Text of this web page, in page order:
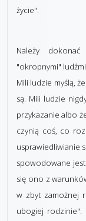
życie".
Należy
"okropnymi"
Mili ludzie myślą,
są. Mili ludzie
przykazanie albo
czynią coś, co
usprawiedliwianie
spowodowane
się ono z
w zbyt zamożnej
ubogiej rodzinie".